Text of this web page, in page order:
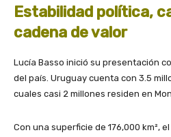
Estabilidad política,
cadena de valor
Lucía Basso inició su presentación
del país. Uruguay cuenta con 3.5
cuales casi 2 millones residen en
Con una superficie de 176,000 km²,